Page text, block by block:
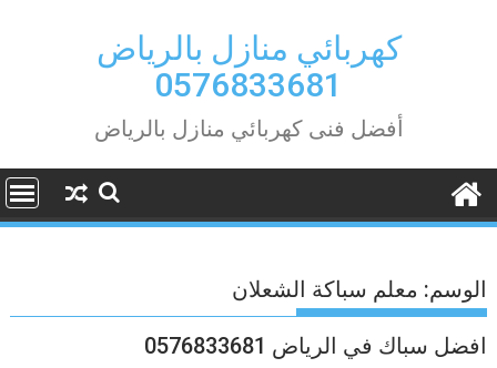
كهربائي منازل بالرياض
0576833681
أفضل فنى كهربائي منازل بالرياض
الوسم: معلم سباكة الشعلان
افضل سباك في الرياض 0576833681